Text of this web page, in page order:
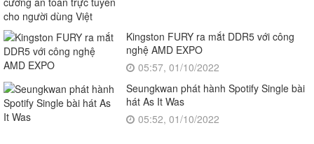
Kingston FURY ra mắt DDR5 với công
nghệ AMD EXPO
05:57, 01/10/2022
Seungkwan phát hành Spotify Single bài
hát As It Was
05:52, 01/10/2022